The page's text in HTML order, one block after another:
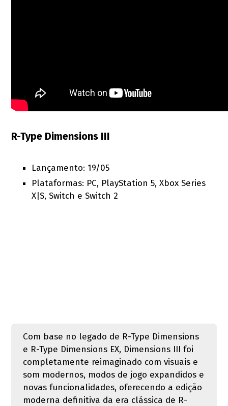
R-Type Dimensions III
Lançamento: 19/05
Plataformas: PC, PlayStation 5, Xbox Series
X|S, Switch e Switch 2
Com base no legado de R-Type Dimensions
e R-Type Dimensions EX, Dimensions III foi
completamente reimaginado com visuais e
som modernos, modos de jogo expandidos e
novas funcionalidades, oferecendo a edição
moderna definitiva da era clássica de R-